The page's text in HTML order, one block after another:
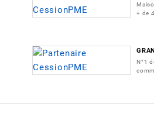
+ de
N°1